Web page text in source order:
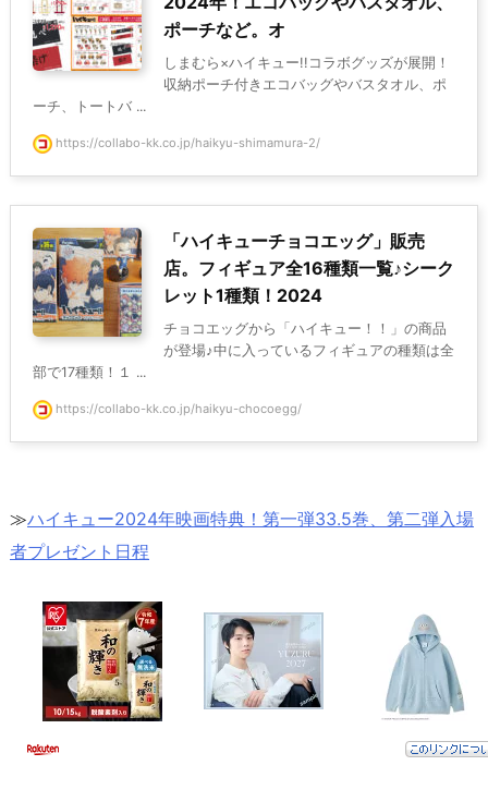
ポーチなど。オ
しまむら×ハイキュー!!コラボグッズが展開！
収納ポーチ付きエコバッグやバスタオル、ポ
ーチ、トートバ ...
https://collabo-kk.co.jp/haikyu-shimamura-2/
「ハイキューチョコエッグ」販売
店。フィギュア全16種類一覧♪シーク
レット1種類！2024
チョコエッグから「ハイキュー！！」の商品
が登場♪中に入っているフィギュアの種類は全
部で17種類！１ ...
https://collabo-kk.co.jp/haikyu-chocoegg/
≫ハイキュー2024年映画特典！第一弾33.5巻、第二弾入場
者プレゼント日程